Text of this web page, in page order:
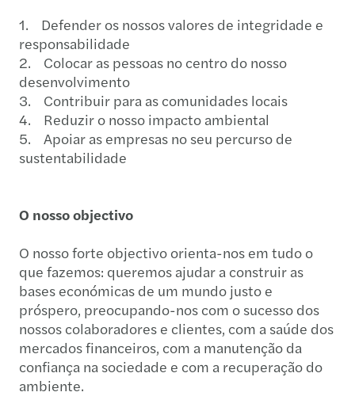
1. Defender os nossos valores de integridade e
responsabilidade
2. Colocar as pessoas no centro do nosso
desenvolvimento
3. Contribuir para as comunidades locais
4. Reduzir o nosso impacto ambiental
5. Apoiar as empresas no seu percurso de
sustentabilidade
O nosso objectivo
O nosso forte objectivo orienta-nos em tudo o
que fazemos: queremos ajudar a construir as
bases económicas de um mundo justo e
próspero, preocupando-nos com o sucesso dos
nossos colaboradores e clientes, com a saúde dos
mercados financeiros, com a manutenção da
confiança na sociedade e com a recuperação do
ambiente.